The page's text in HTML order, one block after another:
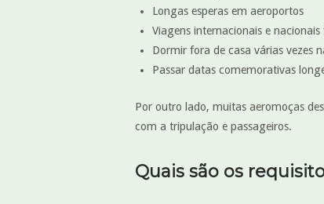
Longas esperas em aeroportos
Viagens internacionais e nacionais
Dormir fora de casa várias vezes
Passar datas comemorativas
Por outro lado, muitas aeromoças
com a tripulação e passageiros.
Quais são os